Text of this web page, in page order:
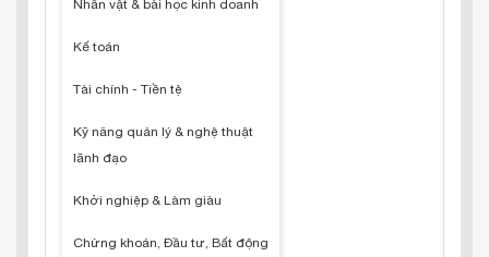
Nhân vật & bài học kinh doanh
Kế toán
Tài chính - Tiền tệ
Kỹ năng quản lý & nghệ thuật
lãnh đạo
Khởi nghiệp & Làm giàu
Chứng khoán, Đầu tư, Bất động